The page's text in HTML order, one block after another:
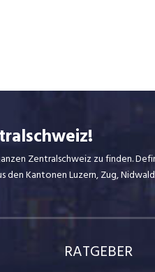
Zentralschweiz zu finden.
Kantonen Luzern, Zug,
RATGEBER